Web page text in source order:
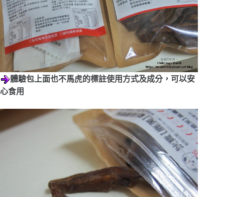
體驗包上面也不馬虎的標註使用方式及成分，可以安
心食用